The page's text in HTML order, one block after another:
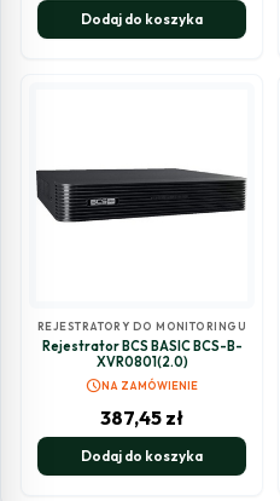
Dodaj do koszyka
REJESTRATORY DO MONITORINGU
Rejestrator BCS BASIC BCS-B-
XVR0801(2.0)
scheduleNA ZAMÓWIENIE
387,45 zł
Dodaj do koszyka